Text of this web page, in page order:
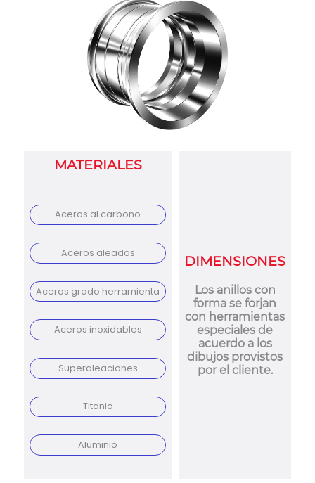
MATERIALES
Aceros al carbono
Aceros aleados
Aceros grado herramienta
Aceros inoxidables
Superaleaciones
Titanio
Aluminio
DIMENSIONES
Los anillos con
forma se forjan
con herramientas
especiales de
acuerdo a los
dibujos provistos
por el cliente.